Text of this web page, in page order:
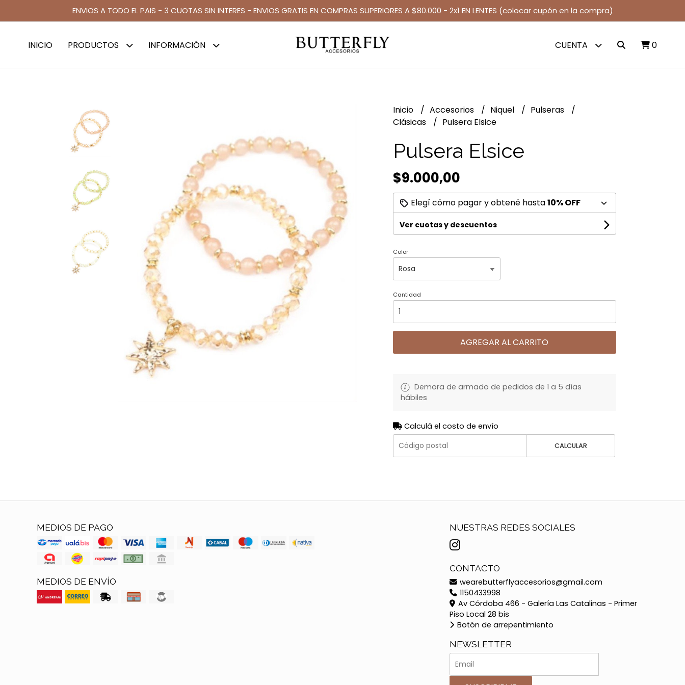
ENVIOS A TODO EL PAIS - 3 CUOTAS SIN INTERES - ENVIOS GRATIS EN COMPRAS SUPERIORES A $80.000 - 2x1 EN LENTES (colocar cupón en la compra)
INICIO PRODUCTOS INFORMACIÓN CUENTA 0
Inicio Accesorios Niquel
Pulseras
Clásicas
Pulsera Elsice
Pulsera Elsice
$9.000,00
Elegí cómo pagar y obtené hasta10% OFF
Ver cuotas y descuentos
Color
Cantidad
AGREGAR AL CARRITO
Demora de armado de pedidos de 1 a 5 días
hábiles
Calculá el costo de envío
CALCULAR
MEDIOS DE PAGO
MEDIOS DE ENVÍO
NUESTRAS REDES SOCIALES
CONTACTO
wearebutterflyaccesorios@gmail.com
1150433998
Av Córdoba 466 - Galería Las Catalinas - Primer
Piso Local 28 bis
Botón de arrepentimiento
NEWSLETTER